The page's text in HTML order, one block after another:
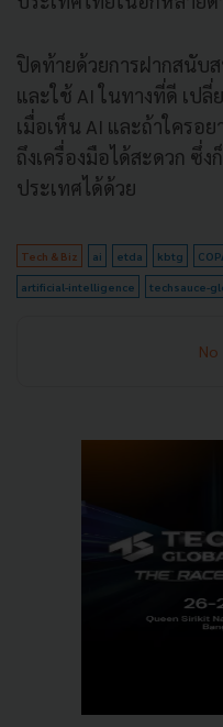
ปิดท้ายด้วยการฝากสนับ
และใช้ AI ในทางที่ดี เป
เมื่อเห็น AI และถ้าใครอ
ถึงเครื่องมือได้สะดวก ซึ่ง
ประเทศได้ด้วย
Tech & Biz ai etda kbtg
artificial-intelligence techsauce-